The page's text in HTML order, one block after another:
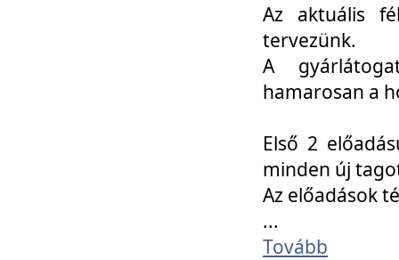
Az aktuális
tervezünk.
A
hamarosan a
Első 2
minden új
Az előadások
...
Tovább